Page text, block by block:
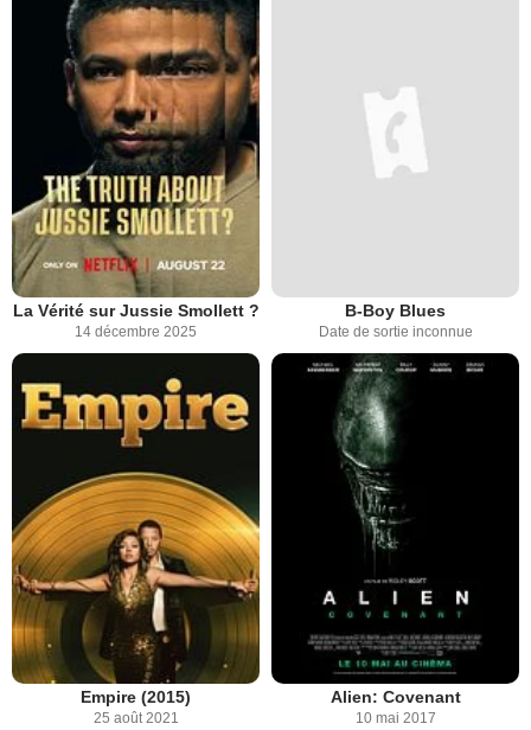
La Vérité sur Jussie Smollett ?
14 décembre 2025
B-Boy Blues
Date de sortie inconnue
Empire (2015)
25 août 2021
Alien: Covenant
10 mai 2017